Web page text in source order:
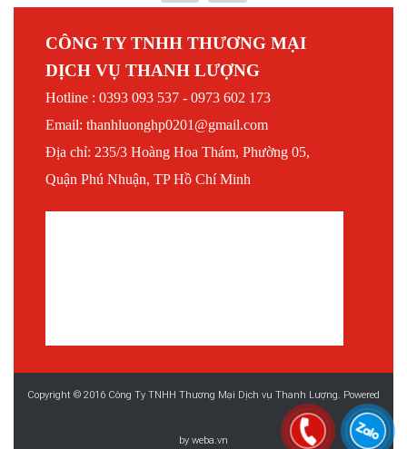
CÔNG TY TNHH THƯƠNG MẠI
DỊCH VỤ THANH LƯỢNG
Hotline : 0393 093 537 - 0973 602 173
Email: thanhluonghp0201@gmail.com
Địa chỉ: 235/3 Hoàng Hoa Thám, Phường 05,
Quận Phú Nhuận, TP Hồ Chí Minh
Copyright © 2016 Công Ty TNHH Thương Mại Dịch vụ Thanh Lượng. Powered
by weba.vn